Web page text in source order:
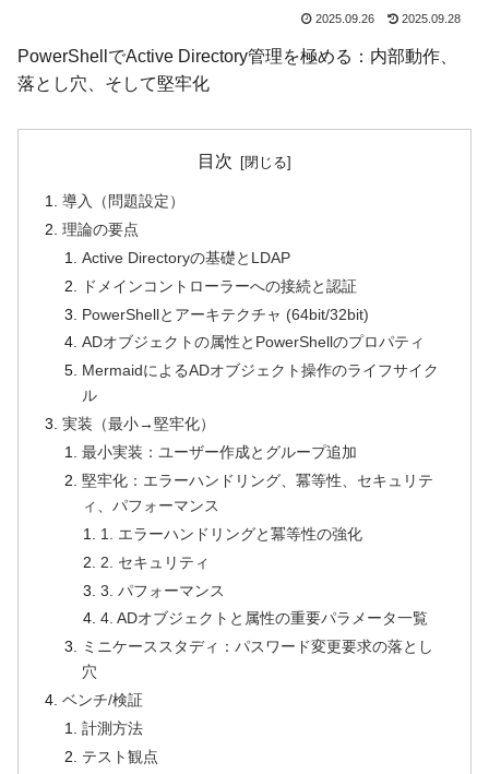
2025.09.26 2025.09.28
PowerShellでActive Directory管理を極める：内部動作、
落とし穴、そして堅牢化
目次
導入（問題設定）
理論の要点
Active Directoryの基礎とLDAP
ドメインコントローラーへの接続と認証
PowerShellとアーキテクチャ (64bit/32bit)
ADオブジェクトの属性とPowerShellのプロパティ
MermaidによるADオブジェクト操作のライフサイク
ル
実装（最小→堅牢化）
最小実装：ユーザー作成とグループ追加
堅牢化：エラーハンドリング、冪等性、セキュリテ
ィ、パフォーマンス
1. エラーハンドリングと冪等性の強化
2. セキュリティ
3. パフォーマンス
4. ADオブジェクトと属性の重要パラメータ一覧
ミニケーススタディ：パスワード変更要求の落とし
穴
ベンチ/検証
計測方法
テスト観点